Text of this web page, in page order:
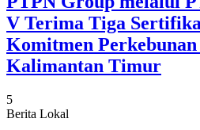
V Terima Tiga
Komitmen
Kalimantan Timur
5
Berita Lokal